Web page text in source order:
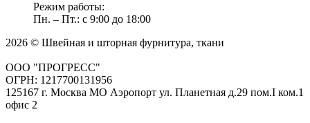
Режим работы:
Пн. – Пт.: с 9:00 до 18:00
2026 © Швейная и шторная фурнитура, ткани
ООО "ПРОГРЕСС"
ОГРН: 1217700131956
125167 г. Москва МО Аэропорт ул. Планетная д.29 пом.I ком.1
офис 2